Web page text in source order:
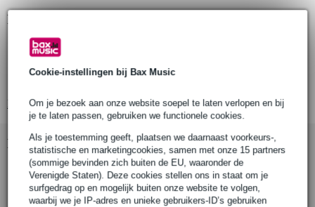
Cookie-instellingen bij Bax Music
Om je bezoek aan onze website soepel te laten verlopen en bij
je te laten passen, gebruiken we functionele cookies.
Als je toestemming geeft, plaatsen we daarnaast voorkeurs-,
statistische en marketingcookies, samen met onze 15 partners
(sommige bevinden zich buiten de EU, waaronder de
Verenigde Staten). Deze cookies stellen ons in staat om je
surfgedrag op en mogelijk buiten onze website te volgen,
waarbij we je IP-adres en unieke gebruikers-ID’s gebruiken
Productinformatie
Showgear Single downrigger
truss-systeem: GT, GQ
Bekijk alle productspecificaties
Bekijk ook eens (3)